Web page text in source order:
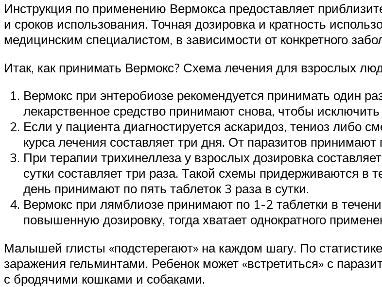
Инструкция по применению Вермокса предоставляет
и сроков использования. Точная дозировка и кратность
медицинским специалистом, в зависимости от конкретного
Итак, как принимать Вермокс? Схема лечения для взрослых
Вермокс при энтеробиозе рекомендуется принимать один
лекарственное средство принимают снова, чтобы
Если у пациента диагностируется аскаридоз, тениоз либо
курса лечения составляет три дня. От паразитов принимают
При терапии трихинеллеза у взрослых дозировка
сутки составляет три раза. Такой схемы придерживаются в
день принимают по пять таблеток 3 раза в сутки.
Вермокс при лямблиозе принимают по 1-2 таблетки в
повышенную дозировку, тогда хватает однократного
Малышей глисты «подстерегают» на каждом шагу. По
заражения гельминтами. Ребенок может «встретиться» с
с бродячими кошками и собаками.